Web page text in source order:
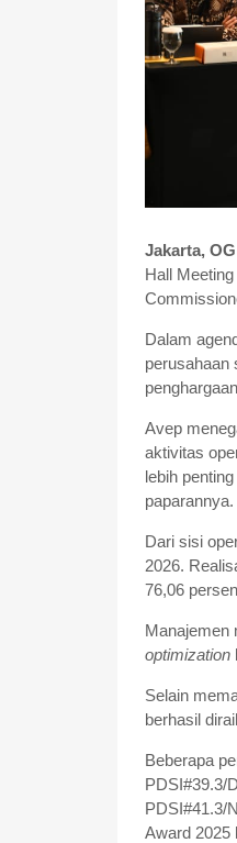
Jakarta,
Hall
Dalam
perusahaan
Avep
aktivitas
lebih
paparannya.
Dari sisi
2026.
76,06
Manajemen
optimization
Selain
berhasil
Beberapa
PDSI#39.3/
PDSI#41.3/
Award 2025